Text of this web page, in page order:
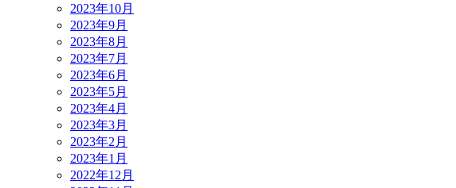
2023年10月
2023年9月
2023年8月
2023年7月
2023年6月
2023年5月
2023年4月
2023年3月
2023年2月
2023年1月
2022年12月